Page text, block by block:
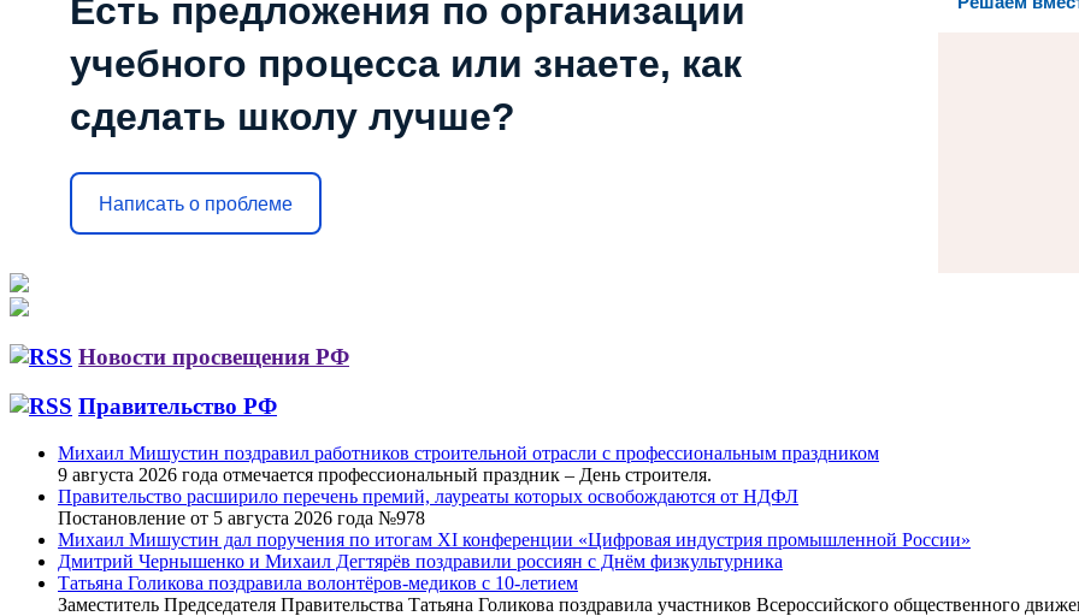
Есть предложения по организации
учебного процесса или знаете, как
сделать школу лучше?
Написать о проблеме
Новости просвещения РФ
Правительство РФ
Михаил Мишустин поздравил работников строительной отрасли с профессиональным праздником
9 августа 2026 года отмечается профессиональный праздник – День строителя.
Правительство расширило перечень премий, лауреаты которых освобождаются от НДФЛ
Постановление от 5 августа 2026 года №978
Михаил Мишустин дал поручения по итогам XI конференции «Цифровая индустрия промышленной России»
Дмитрий Чернышенко и Михаил Дегтярёв поздравили россиян с Днём физкультурника
Татьяна Голикова поздравила волонтёров-медиков с 10-летием
Заместитель Председателя Правительства Татьяна Голикова поздравила участников Всероссийского общественного